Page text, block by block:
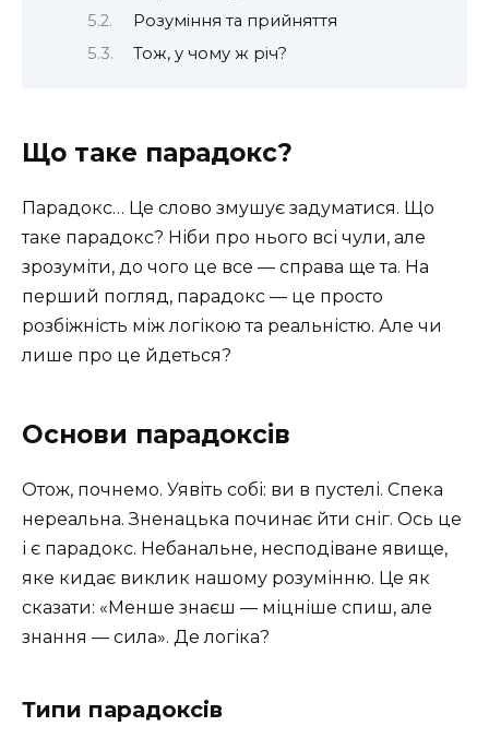
Розуміння та прийняття
Тож, у чому ж річ?
Що таке парадокс?
Парадокс… Це слово змушує задуматися. Що
таке парадокс? Ніби про нього всі чули, але
зрозуміти, до чого це все — справа ще та. На
перший погляд, парадокс — це просто
розбіжність між логікою та реальністю. Але чи
лише про це йдеться?
Основи парадоксів
Отож, почнемо. Уявіть собі: ви в пустелі. Спека
нереальна. Зненацька починає йти сніг. Ось це
і є парадокс. Небанальне, несподіване явище,
яке кидає виклик нашому розумінню. Це як
сказати: «Менше знаєш — міцніше спиш, але
знання — сила». Де логіка?
Типи парадоксів